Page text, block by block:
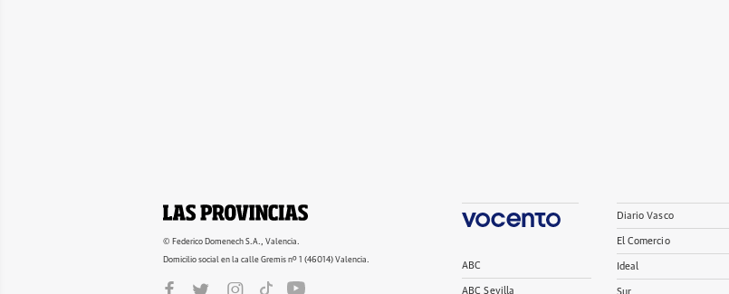
© Federico Domenech S.A., Valencia.
Domicilio social en la calle Gremis nº 1 (46014) Valencia.
ABC
ABC Sevilla
Diario Vasco
El Comercio
Ideal
Sur